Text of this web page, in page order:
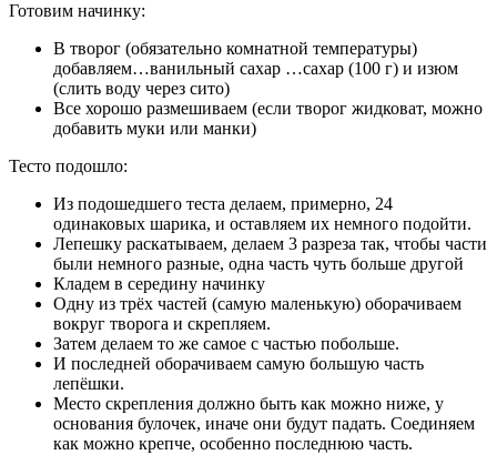
Готовим начинку:
В творог (обязательно комнатной температуры)
добавляем…ванильный сахар …сахар (100 г) и изюм
(слить воду через сито)
Все хорошо размешиваем (если творог жидковат, можно
добавить муки или манки)
Тесто подошло:
Из подошедшего теста делаем, примерно, 24
одинаковых шарика, и оставляем их немного подойти.
Лепешку раскатываем, делаем 3 разреза так, чтобы части
были немного разные, одна часть чуть больше другой
Кладем в середину начинку
Одну из трёх частей (самую маленькую) оборачиваем
вокруг творога и скрепляем.
Затем делаем то же самое с частью побольше.
И последней оборачиваем самую большую часть
лепёшки.
Место скрепления должно быть как можно ниже, у
основания булочек, иначе они будут падать. Соединяем
как можно крепче, особенно последнюю часть.